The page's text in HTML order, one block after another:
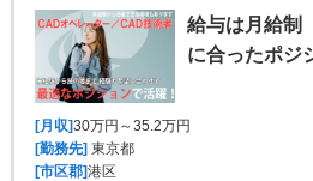
給与は月給制
に合ったポジ
[月収]30万円～35.2万円
[勤務先]東京都
[市区郡]港区